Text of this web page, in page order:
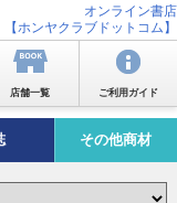
オンライン書店
【ホンヤクラブドットコム】
店舗一覧 ご利用ガイド
その他商材